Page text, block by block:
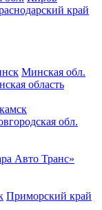
край
Минская обл.
область
обл.
Авто Транс»
Приморский край